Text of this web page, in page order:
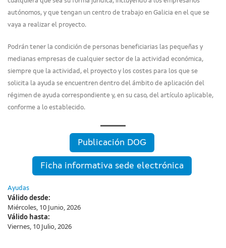
autónomos, y que tengan un centro de trabajo en Galicia en el que se
vaya a realizar el proyecto.
Podrán tener la condición de personas beneficiarias las pequeñas y
medianas empresas de cualquier sector de la actividad económica,
siempre que la actividad, el proyecto y los costes para los que se
solicita la ayuda se encuentren dentro del ámbito de aplicación del
régimen de ayuda correspondiente y, en su caso, del artículo aplicable,
conforme a lo establecido.
Publicación DOG
Ficha informativa sede electrónica
Ayudas
Válido desde:
Miércoles, 10 Junio, 2026
Válido hasta:
Viernes, 10 Julio, 2026